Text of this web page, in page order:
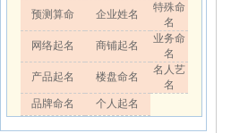
预测算命
企业姓名
特殊命
名
网络起名
商铺起名
业务命
名
产品起名
楼盘命名
名人艺
名
品牌命名
个人起名